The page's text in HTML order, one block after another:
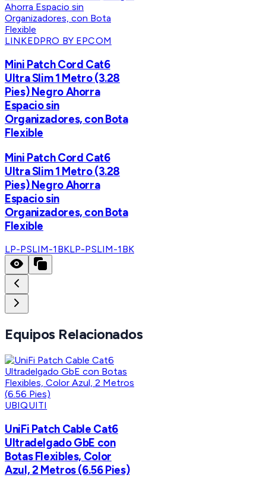
LINKEDPRO BY EPCOM
Mini Patch Cord Cat6
Ultra Slim 1 Metro (3.28
Pies) Negro Ahorra
Espacio sin
Organizadores, con Bota
Flexible
Mini Patch Cord Cat6
Ultra Slim 1 Metro (3.28
Pies) Negro Ahorra
Espacio sin
Organizadores, con Bota
Flexible
LP-PSLIM-1BKLP-PSLIM-1BK
Equipos Relacionados
UBIQUITI
UniFi Patch Cable Cat6
Ultradelgado GbE con
Botas Flexibles, Color
Azul, 2 Metros (6.56 Pies)